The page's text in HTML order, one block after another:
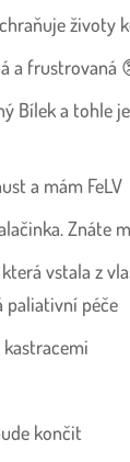
životy
a frustrovaná
Bílek a tohle
a mám FeLV
Znáte
která vstala z
paliativní péče
kastracemi
končit